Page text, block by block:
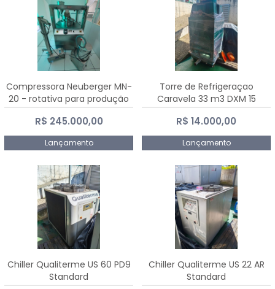
Compressora Neuberger MN-
20 - rotativa para produção
de comprimidos
R$ 245.000,00
Lançamento
Torre de Refrigeraçao
Caravela 33 m3 DXM 15
R$ 14.000,00
Lançamento
Chiller Qualiterme US 60 PD9
Standard
Chiller Qualiterme US 22 AR
Standard